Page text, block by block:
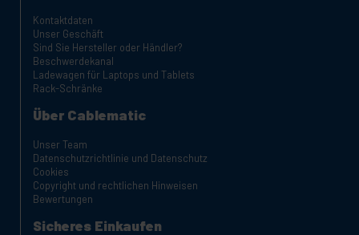
Kontaktdaten
Unser Geschäft
Sind Sie Hersteller oder Händler?
Beschwerdekanal
Ladewagen für Laptops und Tablets
Rack-Schränke
Über Cablematic
Unser Team
Datenschutzrichtlinie und Datenschutz
Cookies
Copyright und rechtlichen Hinweisen
Bewertungen
Sicheres Einkaufen